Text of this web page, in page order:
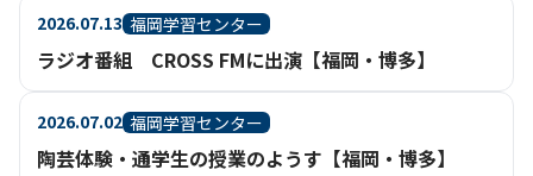
2026.07.13 福岡学習センター
ラジオ番組 CROSS FMに出演【福岡・博多】
2026.07.02 福岡学習センター
陶芸体験・通学生の授業のようす【福岡・博多】